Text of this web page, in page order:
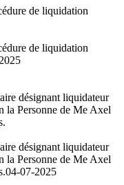
de liquidation
de liquidation
désignant liquidateur
la Personne de Me Axel
désignant liquidateur
la Personne de Me Axel
04-07-2025